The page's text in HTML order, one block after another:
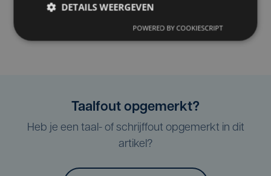
Taalfout opgemerkt?
Heb je een taal- of schrijffout opgemerkt in dit
artikel?
DETAILS WEERGEVEN
POWERED BY COOKIESCRIPT